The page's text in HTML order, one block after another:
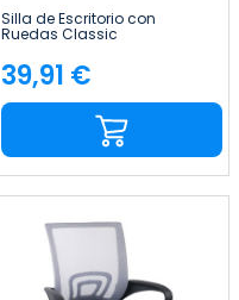
Silla de Escritorio con
Ruedas Classic
Precio
39,91 €